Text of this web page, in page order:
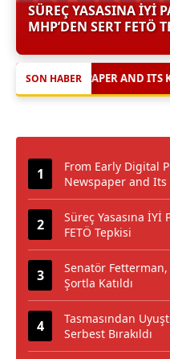
SÜREÇ YASASINA İYİ
MHP’DEN SERT FETÖ
SON HABER
AND ITS KURDISH
From Early Digital
Newspaper and
Süreç Yasasına İYİ
FETÖ Tepkisi
Senatör
Şortla Katıldı
Tasmasından
Serbest Bırakıldı